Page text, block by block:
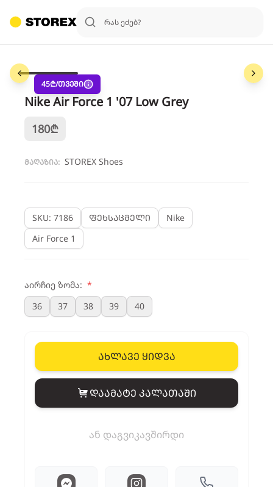
45₾/თვეში
Nike Air Force 1 '07 Low Grey
180₾
მაღაზია: STOREX Shoes
SKU: 7186 ფეხსაცმელი
Nike
Air Force 1
აირჩიე ზომა: *
36
37 38 39 40
ახლავე ყიდვა
View cart
დაამატე კალათაში
ან დაგვიკავშირდი